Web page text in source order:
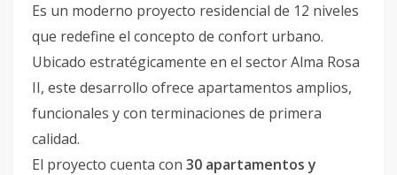
Es un moderno proyecto residencial de 12 niveles
que redefine el concepto de confort urbano.
Ubicado estratégicamente en el sector Alma Rosa
II, este desarrollo ofrece apartamentos amplios,
funcionales y con terminaciones de primera
calidad.
El proyecto cuenta con 30 apartamentos y